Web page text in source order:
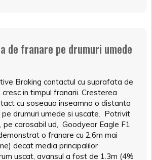
de franare pe drumuri umede
Braking contactul cu suprafata de
in timpul franarii. Cresterea
cu soseaua inseamna o distanta
drumuri umede si uscate. Potrivit
carosabil ud, Goodyear Eagle F1
o franare cu 2,6m mai
decat media principalilor
uscat, avansul a fost de 1.3m (4%